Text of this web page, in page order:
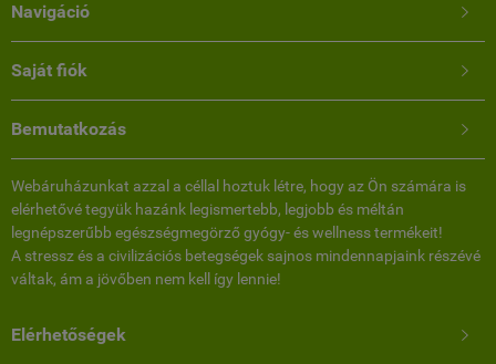
Navigáció 
Saját fiók 
Bemutatkozás 
Webáruházunkat azzal a céllal hoztuk létre, hogy az Ön számára is
elérhetővé tegyük hazánk legismertebb, legjobb és méltán
legnépszerűbb egészségmegörző gyógy- és wellness termékeit!
A stressz és a civilizációs betegségek sajnos mindennapjaink részévé
váltak, ám a jövőben nem kell így lennie!
Elérhetőségek 